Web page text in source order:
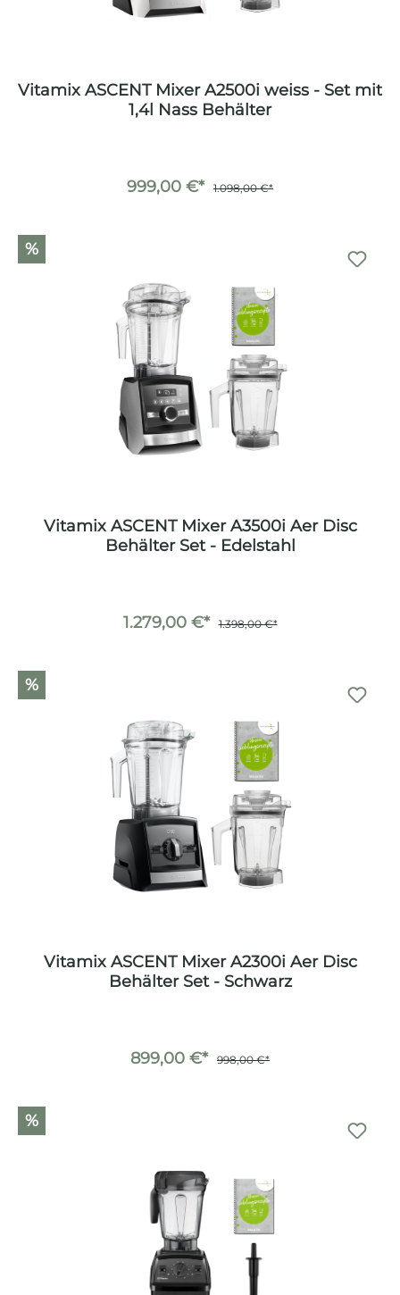
Vitamix ASCENT Mixer A2500i weiss - Set mit
1,4l Nass Behälter
999,00 €* 1.098,00 €*
%
Vitamix ASCENT Mixer A3500i Aer Disc
Behälter Set - Edelstahl
1.279,00 €* 1.398,00 €*
%
Vitamix ASCENT Mixer A2300i Aer Disc
Behälter Set - Schwarz
899,00 €* 998,00 €*
%